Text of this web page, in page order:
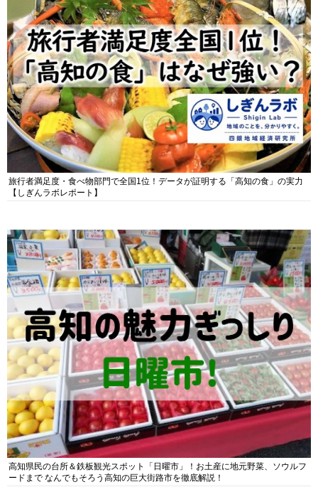
旅行者満足度・食べ物部門で全国1位！データが証明する「高知の食」の実力
【しぎんラボレポート】
高知県民の台所＆鉄板観光スポット「日曜市」！お土産に地元野菜、ソウルフ
ードまで なんでもそろう高知の巨大街路市を徹底解説！